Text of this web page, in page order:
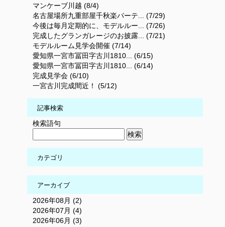
マンケーブ川越 (8/4)
名古屋場所九重部屋千秋楽パーテ... (7/29)
今後は毎月定期的に、モデルルー... (7/26)
完成したグランガレージのお披露... (7/21)
モデルルーム見学会開催 (7/14)
愛知県一宮市冨田字古川1810... (6/15)
愛知県一宮市冨田字古川1810... (6/14)
完成見学会 (6/10)
一宮古川完成間近！ (5/12)
記事検索
検索語句
カテゴリ
アーカイブ
2026年08月 (2)
2026年07月 (4)
2026年06月 (3)